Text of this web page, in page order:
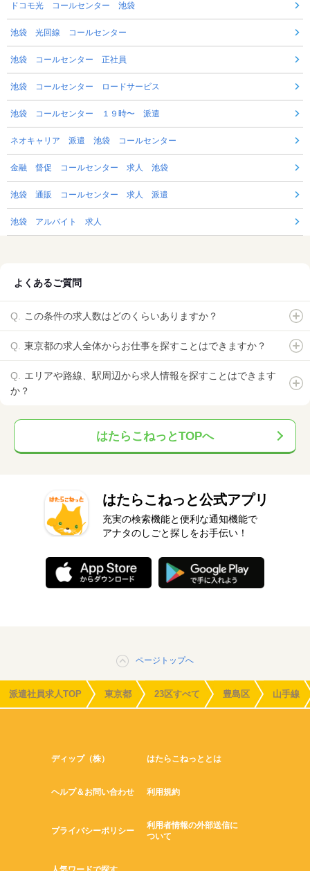
ドコモ光 コールセンター 池袋
池袋 光回線 コールセンター
池袋 コールセンター 正社員
池袋 コールセンター ロードサービス
池袋 コールセンター １９時〜 派遣
ネオキャリア 派遣 池袋 コールセンター
金融 督促 コールセンター 求人 池袋
池袋 通販 コールセンター 求人 派遣
池袋 アルバイト 求人
よくあるご質問
この条件の求人数はどのくらいありますか？
東京都の求人全体からお仕事を探すことはできますか？
エリアや路線、駅周辺から求人情報を探すことはできます
か？
はたらこねっとTOPへ
はたらこねっと公式アプリ
充実の検索機能と便利な通知機能で
アナタのしごと探しをお手伝い！
ページトップへ
派遣社員求人TOP 東京都 23区すべて 豊島区 山手線
ディップ（株） はたらこねっととは
ヘルプ＆お問い合わせ 利用規約
プライバシーポリシー
利用者情報の外部送信に
ついて